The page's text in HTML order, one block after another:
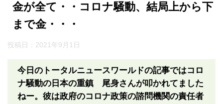
金が全て・・コロナ騒動、結局上から下
まで金・・・
投稿日： 2021年9月1日
今日のトータルニュースワールドの記事ではコロ
ナ騒動の日本の重鎮 尾身さんが叩かれてました
ねー。彼は政府のコロナ政策の諮問機関の責任者